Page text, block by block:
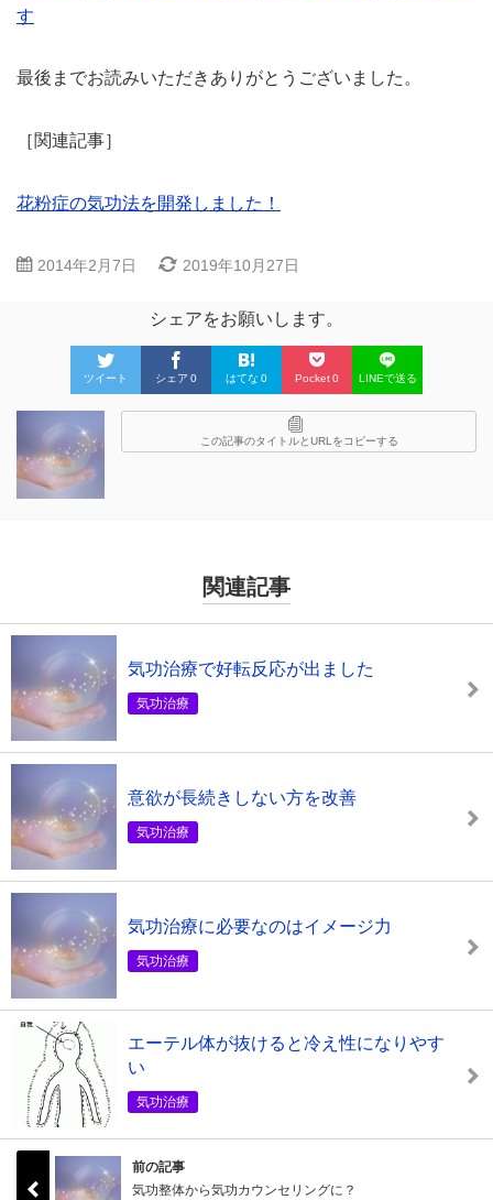
す
最後までお読みいただきありがとうございました。
［関連記事］
花粉症の気功法を開発しました！
2014年2月7日 2019年10月27日
シェアをお願いします。
ツイート シェア 0 はてな 0 Pocket0 LINEで送る
この記事のタイトルとURLをコピーする
関連記事
気功治療で好転反応が出ました
気功治療
意欲が長続きしない方を改善
気功治療
気功治療に必要なのはイメージ力
気功治療
エーテル体が抜けると冷え性になりやす
い
気功治療
前の記事
気功整体から気功カウンセリングに？